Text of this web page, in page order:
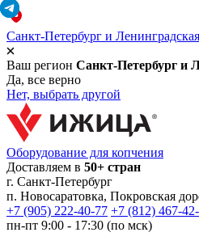
Санкт-Петербург и
Ваш регион Санкт-Петербург и
Да, все верно
Нет, выбрать другой
Оборудование для копчения
Доставляем в 50+ стран
г. Санкт-Петербург
п. Новосаратовка, Покровская
+7 (905) 222-40-77 +7 (812) 467-
пн-пт 9:00 - 17:30 (по мск)